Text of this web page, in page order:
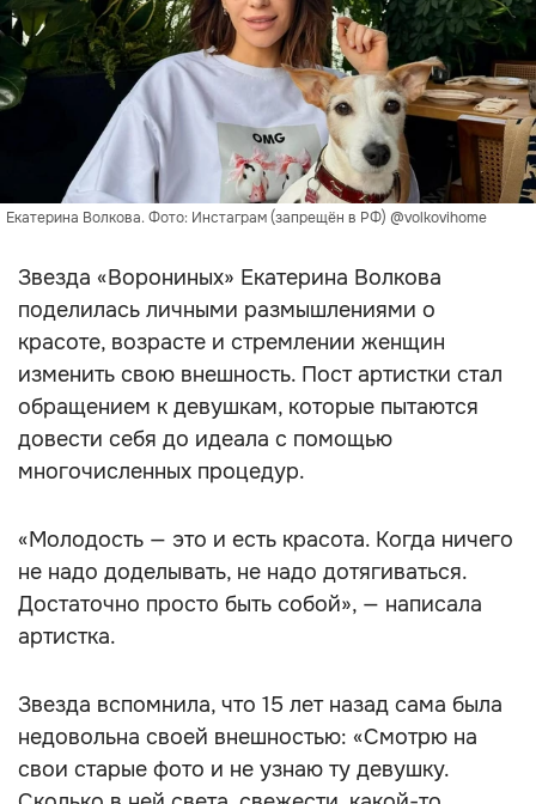
Екатерина Волкова. Фото: Инстаграм (запрещён в РФ) @volkovihome
Звезда «Ворониных» Екатерина Волкова
поделилась личными размышлениями о
красоте, возрасте и стремлении женщин
изменить свою внешность. Пост артистки стал
обращением к девушкам, которые пытаются
довести себя до идеала с помощью
многочисленных процедур.
«Молодость — это и есть красота. Когда ничего
не надо доделывать, не надо дотягиваться.
Достаточно просто быть собой», — написала
артистка.
Звезда вспомнила, что 15 лет назад сама была
недовольна своей внешностью: «Смотрю на
свои старые фото и не узнаю ту девушку.